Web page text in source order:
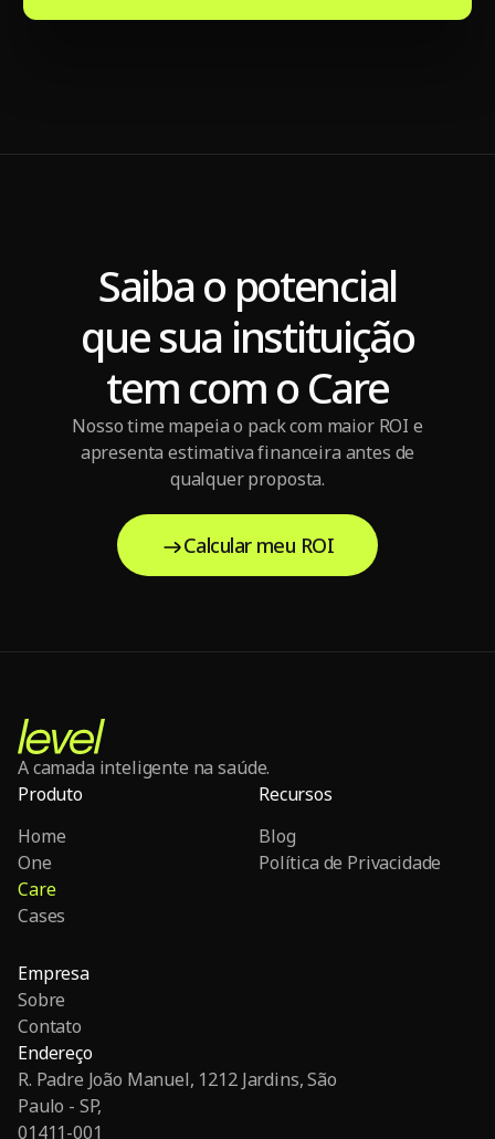
completo
Impacto financeiro real
Saiba o potencial
que sua instituição
tem com o Care
Nosso time mapeia o pack com maior ROI e
apresenta estimativa financeira antes de
qualquer proposta.
Calcular meu ROI
A camada inteligente na saúde.
Produto
Home
One
Care
Cases
Recursos
Blog
Política de Privacidade
Empresa
Sobre
Contato
Endereço
R. Padre João Manuel, 1212 Jardins, São
Paulo - SP,
01411-001